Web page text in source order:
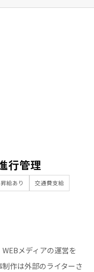
行管理
昇給あり 交通費支給
メディアの運営を
作は外部のライターさ